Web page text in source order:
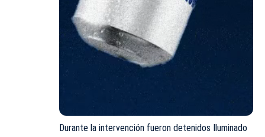
Durante la intervención fueron detenidos Iluminado